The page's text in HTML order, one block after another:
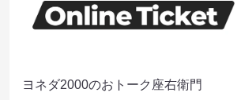
ヨネダ2000のおトーク座右衛門